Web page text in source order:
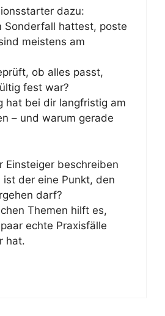
dazu:
Sonderfall hattest, poste
meistens am
ob alles passt,
fest war?
hat bei dir langfristig am
– und warum gerade
Einsteiger beschreiben
ist der eine Punkt, den
darf?
Themen hilft es,
echte Praxisfälle
hat.